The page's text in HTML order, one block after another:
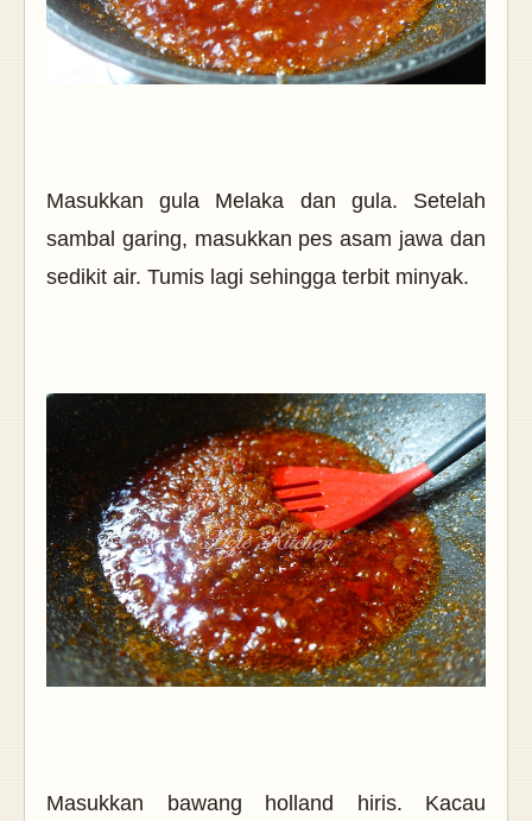
Masukkan gula Melaka dan gula. Setelah
sambal garing, masukkan pes asam jawa dan
sedikit air. Tumis lagi sehingga terbit minyak.
Masukkan bawang holland hiris. Kacau